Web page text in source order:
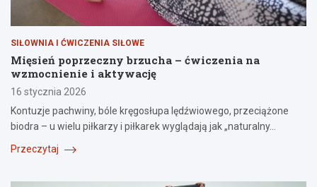
SIŁOWNIA I ĆWICZENIA SIŁOWE
Mięsień poprzeczny brzucha – ćwiczenia na
wzmocnienie i aktywację
16 stycznia 2026
Kontuzje pachwiny, bóle kręgosłupa lędźwiowego, przeciążone
biodra – u wielu piłkarzy i piłkarek wyglądają jak „naturalny…
Przeczytaj